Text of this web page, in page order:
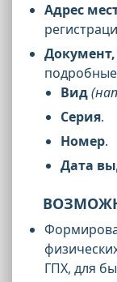
Адрес
Вид
Серия.
Номер.
Дата
ГПХ, для